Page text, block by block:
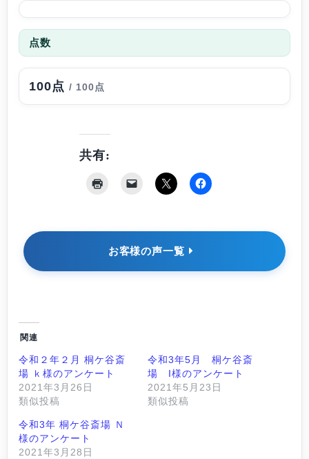
点数
100点 / 100点
共有:
お客様の声一覧
関連
令和２年２月 桐ケ谷斎
場 ｋ様のアンケート
2021年3月26日
類似投稿
令和3年5月 桐ケ谷斎
場 I様のアンケート
2021年5月23日
類似投稿
令和3年 桐ケ谷斎場 Ｎ
様のアンケート
2021年3月28日